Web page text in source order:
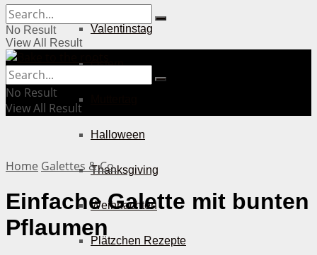
Valentinstag
Ostern
Halloween
Thanksgiving
Weihnachten
Plätzchen Rezepte
No Result
View All Result
No Result
View All Result
Home Galettes & Co.
Einfache Galette mit bunten
Pflaumen